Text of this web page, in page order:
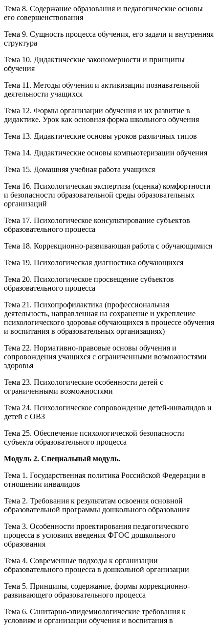
Тема 8. Содержание образования и педагогические основы
его совершенствования
Тема 9. Сущность процесса обучения, его задачи и внутренняя
структура
Тема 10. Дидактические закономерности и принципы
обучения
Тема 11. Методы обучения и активизации познавательной
деятельности учащихся
Тема 12. Формы организации обучения и их развитие в
дидактике. Урок как основная форма школьного обучения
Тема 13. Дидактические основы уроков различных типов
Тема 14. Дидактические основы компьютеризации обучения
Тема 15. Домашняя учебная работа учащихся
Тема 16. Психологическая экспертиза (оценка) комфортности
и безопасности образовательной среды образовательных
организаций
Тема 17. Психологическое консультирование субъектов
образовательного процесса
Тема 18. Коррекционно-развивающая работа с обучающимися
Тема 19. Психологическая диагностика обучающихся
Тема 20. Психологическое просвещение субъектов
образовательного процесса
Тема 21. Психопрофилактика (профессиональная
деятельность, направленная на сохранение и укрепление
психологического здоровья обучающихся в процессе обучения
и воспитания в образовательных организациях)
Тема 22. Нормативно-правовые основы обучения и
сопровождения учащихся с ограниченными возможностями
здоровья
Тема 23. Психологические особенности детей с
ограниченными возможностями
Тема 24. Психологическое сопровождение детей-инвалидов и
детей с ОВЗ
Тема 25. Обеспечение психологической безопасности
субъекта образовательного процесса
Модуль 2. Специальный модуль.
Тема 1. Государственная политика Российской Федерации в
отношении инвалидов
Тема 2. Требования к результатам освоения основной
образовательной программы дошкольного образования
Тема 3. Особенности проектирования педагогического
процесса в условиях введения ФГОС дошкольного
образования
Тема 4. Современные подходы к организации
образовательного процесса в дошкольной организации
Тема 5. Принципы, содержание, формы коррекционно-
развивающего образовательного процесса
Тема 6. Санитарно-эпидемиологические требования к
условиям и организации обучения и воспитания в